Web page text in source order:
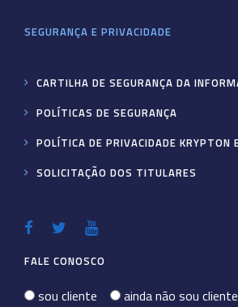
SEGURANÇA E PRIVACIDADE
CARTILHA DE SEGURANÇA DA
POLÍTICAS DE SEGURANÇA
POLÍTICA DE PRIVACIDADE KRYPTON
SOLICITAÇÃO DOS TITULARES
FALE CONOSCO
sou cliente ainda não sou cliente